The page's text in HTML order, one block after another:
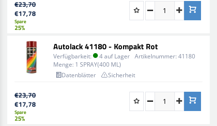
€23,70
€17,78
Spare
25%
Autolack 41180 - Kompakt Rot
Verfügbarkeit: 4 auf Lager Artikelnummer: 41180
Menge: 1 SPRAY(400 ML)
Datenblätter
Sicherheit
€23,70
€17,78
Spare
25%